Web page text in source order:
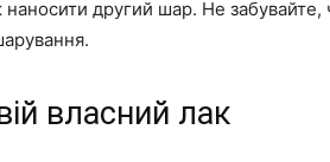
наносити другий шар. Не
власний лак